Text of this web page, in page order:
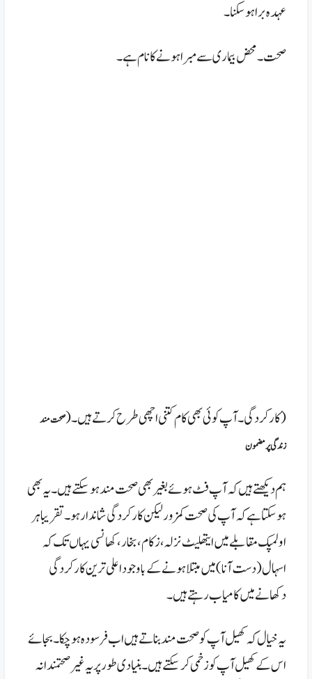
عہدہ براہوسکنا۔
صحت ۔محض بیماری سے مبرا ہونے کا نام ہے۔
( کارکردگی۔ آپ کوئی بھی کام کتنی اچھی طرح کرتے ہیں۔(صحت مند
زندگی پر مضمون
ہم دیکھتے ہیں کہ آپ فٹ ہوئے بغیر بھی صحت مند ہو سکتے ہیں۔ یہ بھی
ہو سکتا ہے کہ آپ کی صحت کمزور لیکن کارکردگی شاندار ہو۔ تقریبا ہر
اولمپک مقابلے میں ایتھلیٹ نزلہ، زکام، بخار، کھانسی یہاں تک کہ
اسہال (دست آنا) میں مبتلا ہونے کے باوجود اعلی ترین کارکردگی
دکھانے میں کامیاب رہتے ہیں۔
یہ خیال کہ کھیل آپ کو صحت مند بناتے ہیں اب فرسودہ ہوچکا۔ بجائے
اس کے کھیل آپ کو زخمی کر سکتے ہیں۔ بنیادی طور پر یہ غیرصحتمندانہ